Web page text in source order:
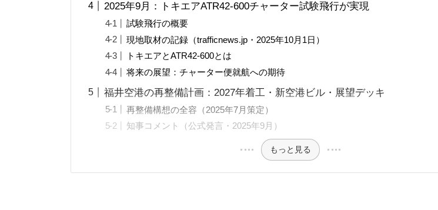
2025年9月：トキエアATR42-600チャーター試験飛行が実現
試験飛行の概要
現地取材の記録（trafficnews.jp・2025年10月1日）
トキエアとATR42-600とは
将来の展望：チャーター便就航への期待
福井空港の再整備計画：2027年着工・新空港ビル・展望デッキ
再整備構想の全容（2025年7月策定）
知事コメント（公式発言・2025年9月）
もっと見る